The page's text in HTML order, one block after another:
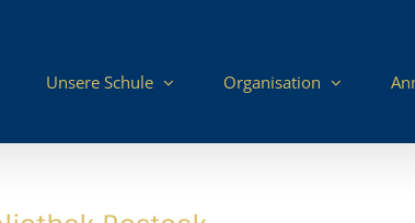
Unsere Schule Organisation